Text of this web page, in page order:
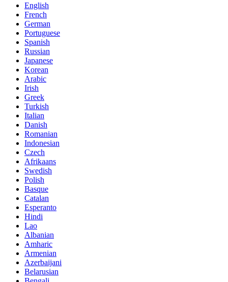
English
French
German
Portuguese
Spanish
Russian
Japanese
Korean
Arabic
Irish
Greek
Turkish
Italian
Danish
Romanian
Indonesian
Czech
Afrikaans
Swedish
Polish
Basque
Catalan
Esperanto
Hindi
Lao
Albanian
Amharic
Armenian
Azerbaijani
Belarusian